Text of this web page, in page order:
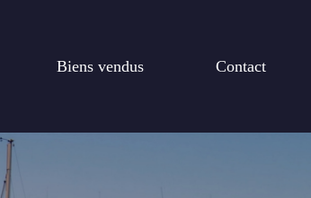
Biens vendus Contact